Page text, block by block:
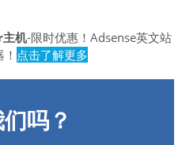
机-限时优惠！Adsense英文站
点击了解更多
吗？